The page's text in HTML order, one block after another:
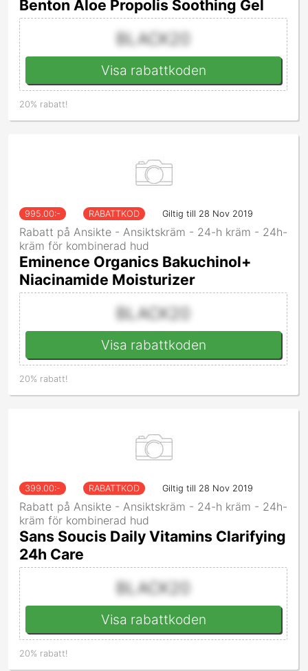
Benton Aloe Propolis Soothing Gel
BLACK20
Visa rabattkoden
20% rabatt!
995.00:- RABATTKOD Giltig till 28 Nov 2019
Rabatt på Ansikte - Ansiktskräm - 24-h kräm - 24h-
kräm för kombinerad hud
Eminence Organics Bakuchinol+
Niacinamide Moisturizer
BLACK20
Visa rabattkoden
20% rabatt!
399.00:- RABATTKOD Giltig till 28 Nov 2019
Rabatt på Ansikte - Ansiktskräm - 24-h kräm - 24h-
kräm för kombinerad hud
Sans Soucis Daily Vitamins Clarifying
24h Care
BLACK20
Visa rabattkoden
20% rabatt!